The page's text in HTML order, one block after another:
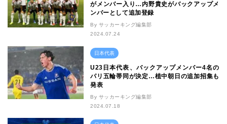
がメンバー入り…内野貴史がバックアップメ
ンバーとして追加登録
By サッカーキング編集部
2024.07.24
日本代表
U23日本代表、バックアップメンバー4名の
パリ五輪帯同が決定…植中朝日の追加招集も
発表
By サッカーキング編集部
2024.07.18